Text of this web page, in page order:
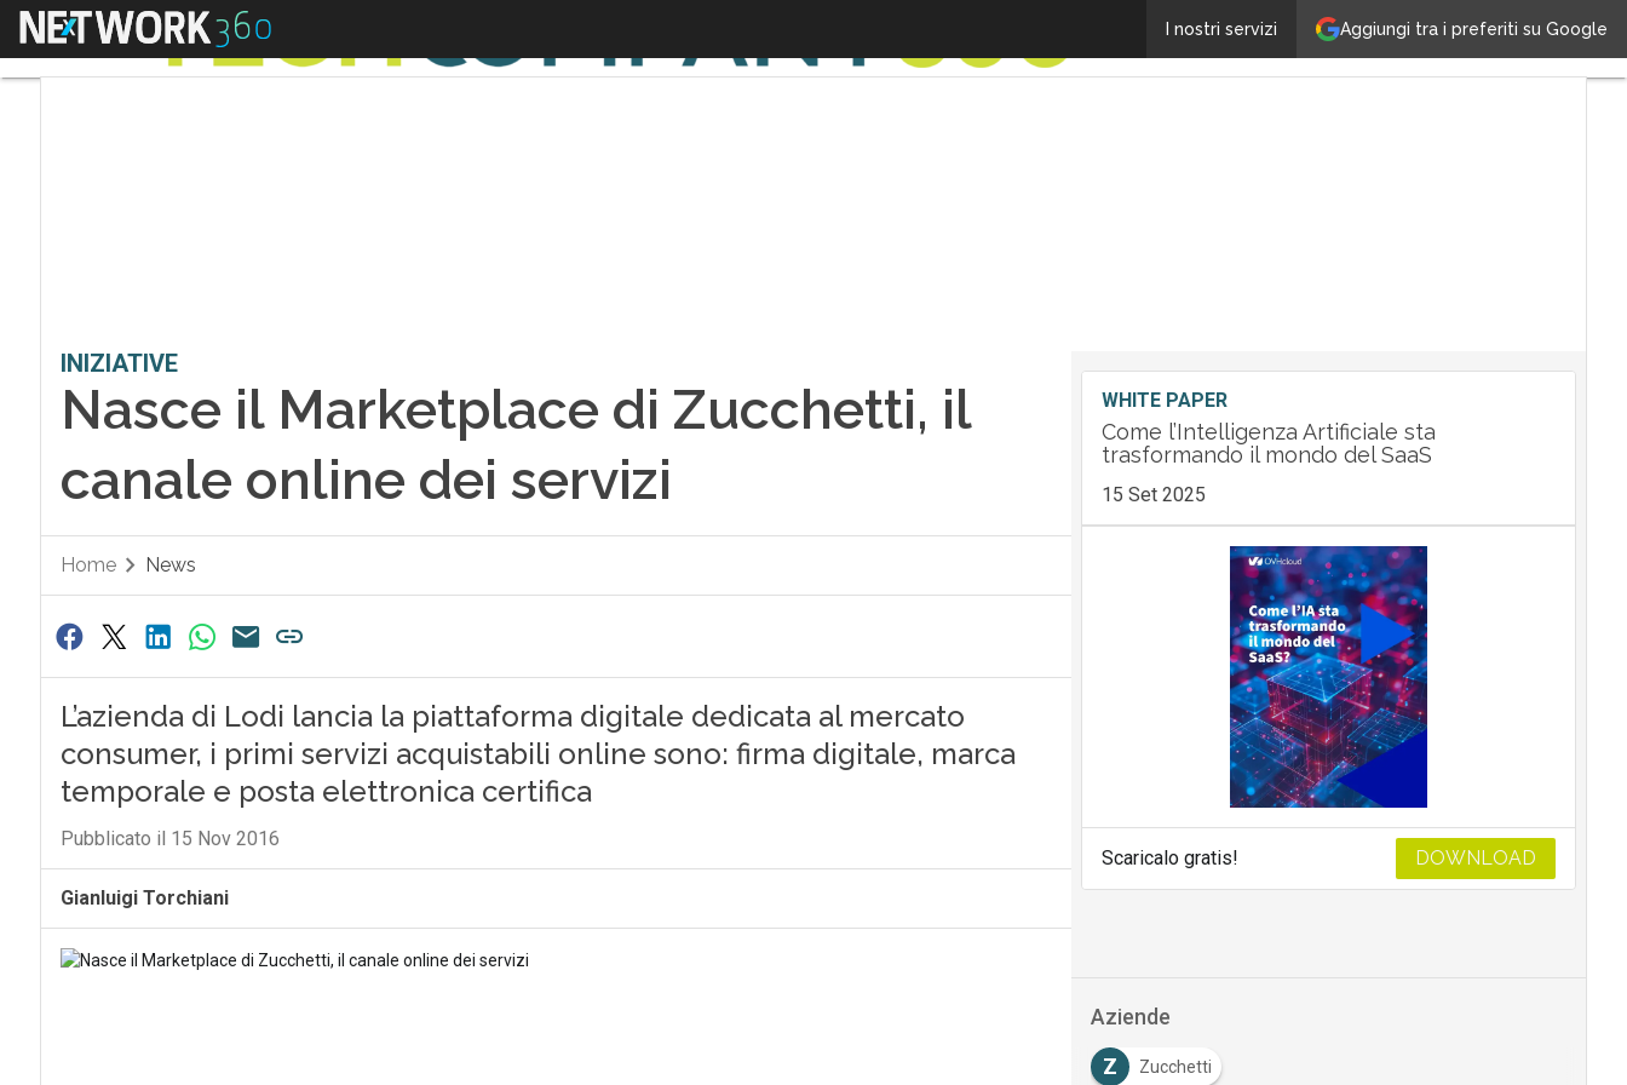
Aggiungi tra i preferiti su Google
I nostri servizi
Menu Nasce il Marketplace di Zucchetti, il canale online
INIZIATIVE
Nasce il Marketplace di Zucchetti, il
canale online dei servizi
Home News
L’azienda di Lodi lancia la piattaforma digitale dedicata al mercato
consumer, i primi servizi acquistabili online sono: firma digitale, marca
temporale e posta elettronica certifica
Pubblicato il 15 Nov 2016
Gianluigi Torchiani
WHITE PAPER
Come l’Intelligenza Artificiale sta
trasformando il mondo del SaaS
15 Set 2025
Scaricalo gratis! DOWNLOAD
Aziende
Z Zucchetti